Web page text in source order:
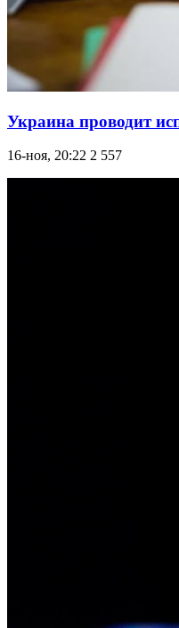
Украина проводит
16-ноя, 20:22 2 557